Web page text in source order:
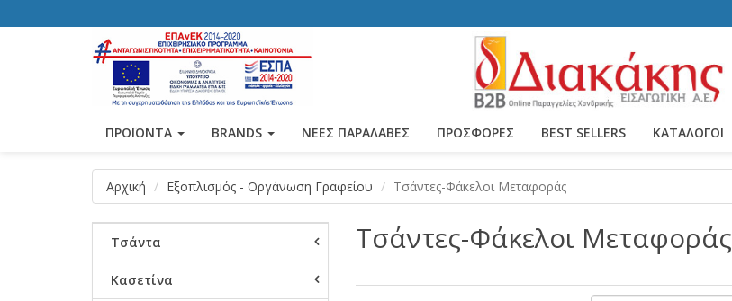
ΠΡΟΪΟΝΤΑ BRANDS ΝΕΕΣ ΠΑΡΑΛΑΒΕΣ ΠΡΟΣΦΟΡΕΣ BEST SELLERS ΚΑΤΆΛΟΓΟΙ
Αρχική Εξοπλισμός - Οργάνωση Γραφείου Τσάντες-Φάκελοι Μεταφοράς
Τσάντα
Κασετίνα
Τσάντες-Φάκελοι Μεταφοράς